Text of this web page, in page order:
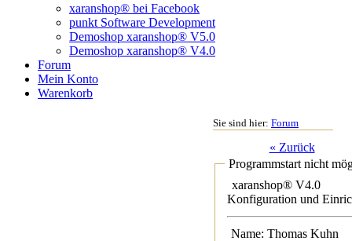
xaranshop® bei Facebook
punkt Software Development
Demoshop xaranshop® V5.0
Demoshop xaranshop® V4.0
Forum
Mein Konto
Warenkorb
Sie sind hier: Forum
« Zurück
Programmstart nicht
xaranshop® V4.0
Konfiguration und
Name: Thomas